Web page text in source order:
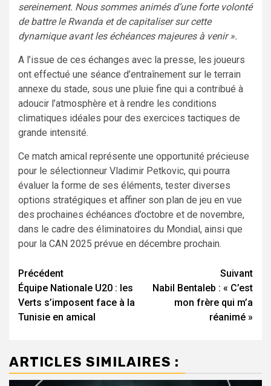
sereinement. Nous sommes animés d’une forte volonté
de battre le Rwanda et de capitaliser sur cette
dynamique avant les échéances majeures à venir ».
A l’issue de ces échanges avec la presse, les joueurs
ont effectué une séance d’entraînement sur le terrain
annexe du stade, sous une pluie fine qui a contribué à
adoucir l’atmosphère et à rendre les conditions
climatiques idéales pour des exercices tactiques de
grande intensité.
Ce match amical représente une opportunité précieuse
pour le sélectionneur Vladimir Petkovic, qui pourra
évaluer la forme de ses éléments, tester diverses
options stratégiques et affiner son plan de jeu en vue
des prochaines échéances d’octobre et de novembre,
dans le cadre des éliminatoires du Mondial, ainsi que
pour la CAN 2025 prévue en décembre prochain.
Navigation
d’article
Précédent
Équipe Nationale U20 : les
Verts s’imposent face à la
Tunisie en amical
Suivant
Nabil Bentaleb : « C’est
mon frère qui m’a
réanimé »
ARTICLES SIMILAIRES :